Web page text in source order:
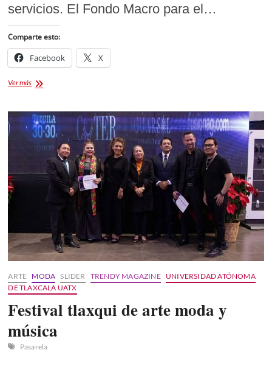
servicios. El Fondo Macro para el…
Comparte esto:
Facebook X
Ver másFOMTLAX
DE
MIL
300
CRÉDITOS
MIPYMES
DE
ARTE MODA SLIDER TRENDY MAGAZINE
UNIVERSIDAD ATÓNOMA
DE TLAXCALA UATX
Festival tlaxqui de arte moda y
música
Pasarela